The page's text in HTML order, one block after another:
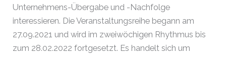
Unternehmens-Übergabe und -Nachfolge
interessieren. Die Veranstaltungsreihe begann am
27.09.2021 und wird im zweiwöchigen Rhythmus bis
zum 28.02.2022 fortgesetzt. Es handelt sich um